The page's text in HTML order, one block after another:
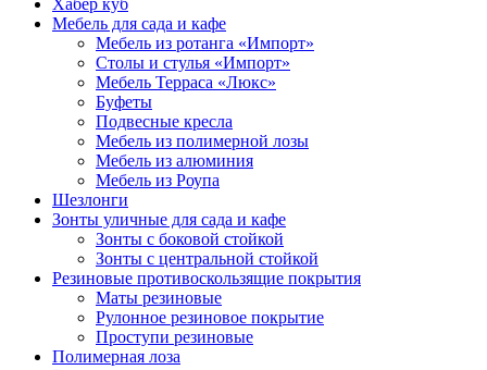
Хабер куб
Мебель для сада и кафе
Мебель из ротанга «Импорт»
Столы и стулья «Импорт»
Мебель Терраса «Люкс»
Буфеты
Подвесные кресла
Мебель из полимерной лозы
Мебель из алюминия
Мебель из Роупа
Шезлонги
Зонты уличные для сада и кафе
Зонты с боковой стойкой
Зонты с центральной стойкой
Резиновые противоскользящие покрытия
Маты резиновые
Рулонное резиновое покрытие
Проступи резиновые
Полимерная лоза